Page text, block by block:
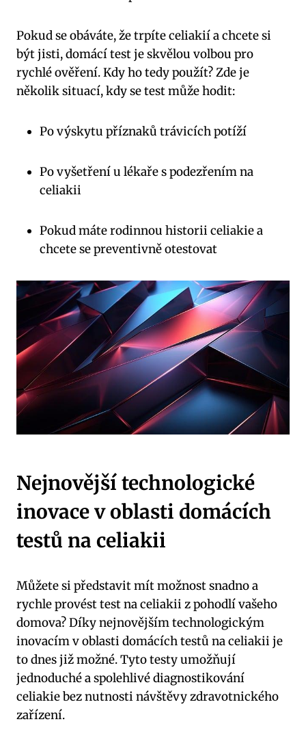
Pokud se obáváte, že trpíte celiakií a chcete si
být jisti, domácí test je skvělou volbou pro
rychlé ověření. Kdy ho tedy použít? Zde je
několik situací, kdy se test může hodit:
Po výskytu příznaků trávicích potíží
Po vyšetření u lékaře s podezřením na
celiakii
Pokud máte rodinnou historii celiakie a
chcete se preventivně otestovat
Nejnovější technologické
inovace v oblasti domácích
testů na celiakii
Můžete si představit mít možnost snadno a
rychle provést test na celiakii z pohodlí vašeho
domova? Díky nejnovějším technologickým
inovacím v oblasti domácích testů na celiakii je
to dnes již možné. Tyto testy umožňují
jednoduché a spolehlivé diagnostikování
celiakie bez nutnosti návštěvy zdravotnického
zařízení.